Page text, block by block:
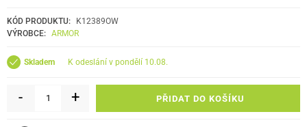
KÓD PRODUKTU:
K12389OW
VÝROBCE: ARMOR
Skladem k odeslání v pondělí 10.08.
- + PŘIDAT DO KOŠÍKU